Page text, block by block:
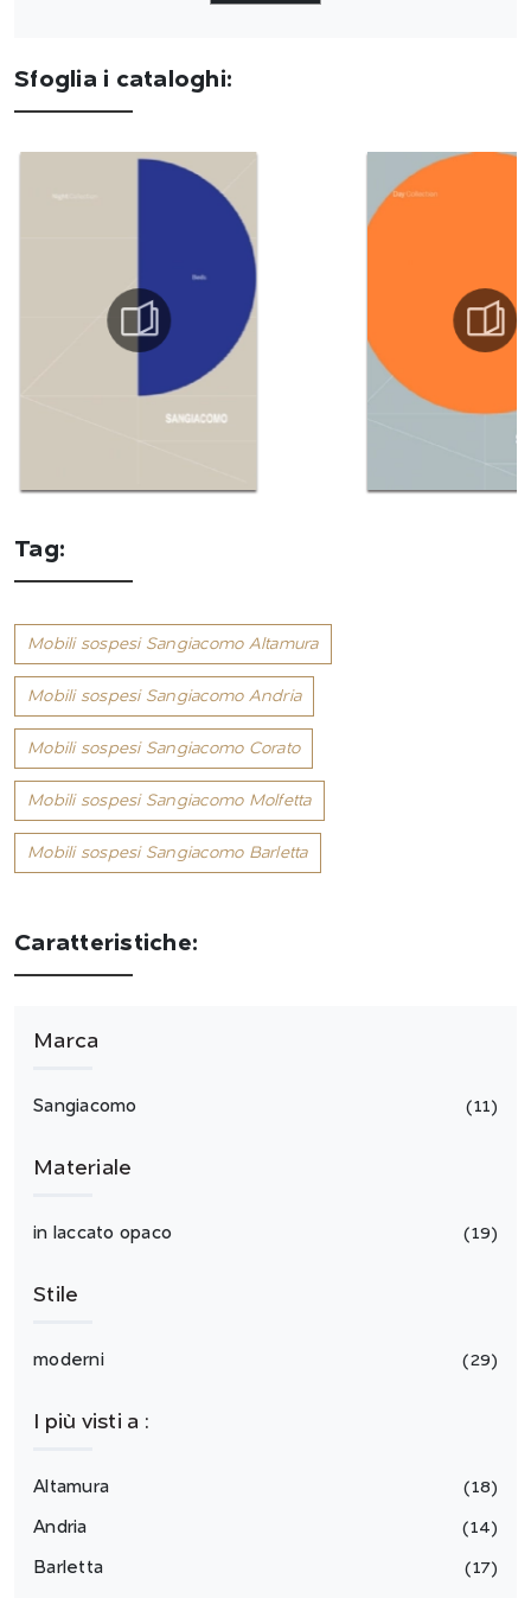
Sfoglia i cataloghi:
Tag:
Mobili sospesi Sangiacomo Altamura
Mobili sospesi Sangiacomo Andria
Mobili sospesi Sangiacomo Corato
Mobili sospesi Sangiacomo Molfetta
Mobili sospesi Sangiacomo Barletta
Caratteristiche:
Marca
Sangiacomo 11
Materiale
in laccato opaco 19
Stile
moderni 29
I più visti a :
Altamura 18
Andria 14
Barletta 17